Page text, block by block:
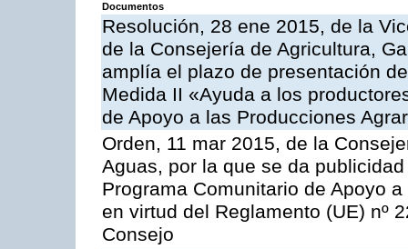
Documentos
Resolución, 28 ene 2015, de la
de la Consejería de Agricultura,
amplía el plazo de presentación
Medida II «Ayuda a los
de Apoyo a las Producciones
Orden, 11 mar 2015, de la
Aguas, por la que se da
Programa Comunitario de Apoyo
en virtud del Reglamento (UE) nº
Consejo